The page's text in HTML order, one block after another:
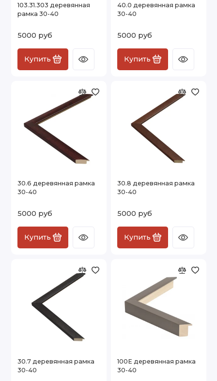
103.31.303 деревянная
рамка 30-40
5000 руб
Купить
40.0 деревянная рамка
30-40
5000 руб
Купить
30.6 деревянная рамка
30-40
5000 руб
Купить
30.8 деревянная рамка
30-40
5000 руб
Купить
30.7 деревянная рамка
30-40
100Е деревянная рамка
30-40